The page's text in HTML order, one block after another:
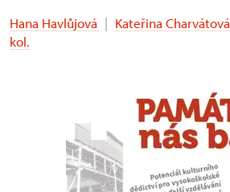
Hana Havlůjová | Kateřina Charvátová
kol.